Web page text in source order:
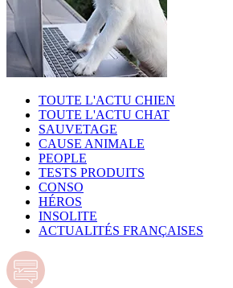
TOUTE L'ACTU CHIEN
TOUTE L'ACTU CHAT
SAUVETAGE
CAUSE ANIMALE
PEOPLE
TESTS PRODUITS
CONSO
HÉROS
INSOLITE
ACTUALITÉS FRANÇAISES